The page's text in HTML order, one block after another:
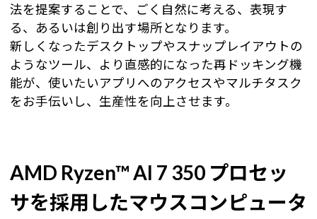
法を提案することで、ごく自然に考える、表現す
る、あるいは創り出す場所となります。
新しくなったデスクトップやスナップレイアウトの
ようなツール、より直感的になった再ドッキング機
能が、使いたいアプリへのアクセスやマルチタスク
をお手伝いし、生産性を向上させます。
AMD Ryzen™ AI 7 350 プロセッ
サを採用したマウスコンピュータ